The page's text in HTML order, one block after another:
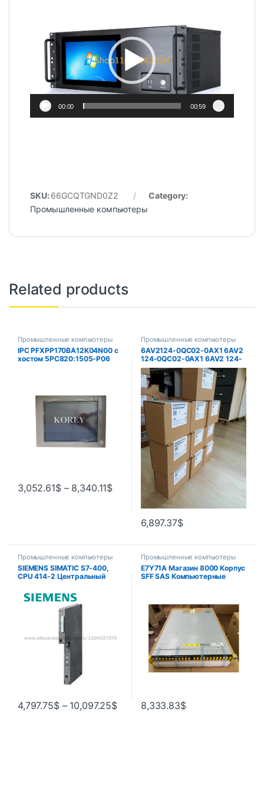
00:00 00:59
SKU: 66GCQTGND0Z2
Category:
Промышленные компьютеры
Related products
Промышленные компьютеры
IPC PFXPP170BA12K04N00 с
хостом 5PC820:1505-P06
3,052.61$– 8,340.11$
Промышленные компьютеры
6AV2124-0QC02-0AX1 6AV2
124-0QC02-0AX1 6AV2 124-
0QC02-0AX0 СЕНСОРНЫЙ
ЭКРАН HMI 15 ДЮЙМОВ
6,897.37$
Промышленные компьютеры
SIEMENS SIMATIC S7-400,
CPU 414-2 Центральный
2XL07-0AB0 6ES7414-
3EM07-0AB0
4,797.75$– 10,097.25$
Промышленные компьютеры
E7Y71A Магазин 8000 Корпус
SFF SAS Компьютерные
8,333.83$